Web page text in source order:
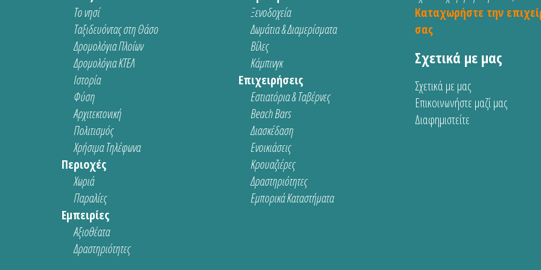
Το νησί
Ταξιδευόντας στη Θάσο
Δρομολόγια Πλοίων
Δρομολόγια ΚΤΕΛ
Ιστορία
Φύση
Αρχιτεκτονική
Πολιτισμός
Χρήσιμα Τηλέφωνα
Περιοχές
Χωριά
Παραλίες
Εμπειρίες
Αξιοθέατα
Δραστηριότητες
Ξενοδοχεία
Δωμάτια & Διαμερίσματα
Βίλες
Κάμπινγκ
Επιχειρήσεις
Εστιατόρια & Ταβέρνες
Beach Bars
Διασκέδαση
Ενοικιάσεις
Κρουαζιέρες
Δραστηριότητες
Εμπορικά Καταστήματα
Καταχωρήστε την
σας
Σχετικά με μας
Σχετικά με μας
Επικοινωνήστε μαζί μας
Διαφημιστείτε